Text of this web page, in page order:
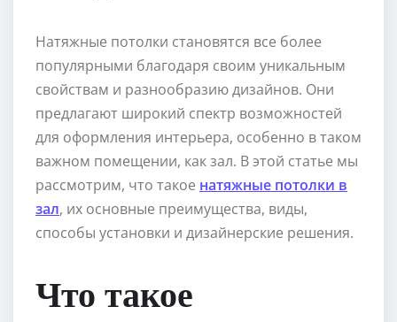
Натяжные потолки становятся все более
популярными благодаря своим уникальным
свойствам и разнообразию дизайнов. Они
предлагают широкий спектр возможностей
для оформления интерьера, особенно в таком
важном помещении, как зал. В этой статье мы
рассмотрим, что такое натяжные потолки в
зал, их основные преимущества, виды,
способы установки и дизайнерские решения.
Что такое